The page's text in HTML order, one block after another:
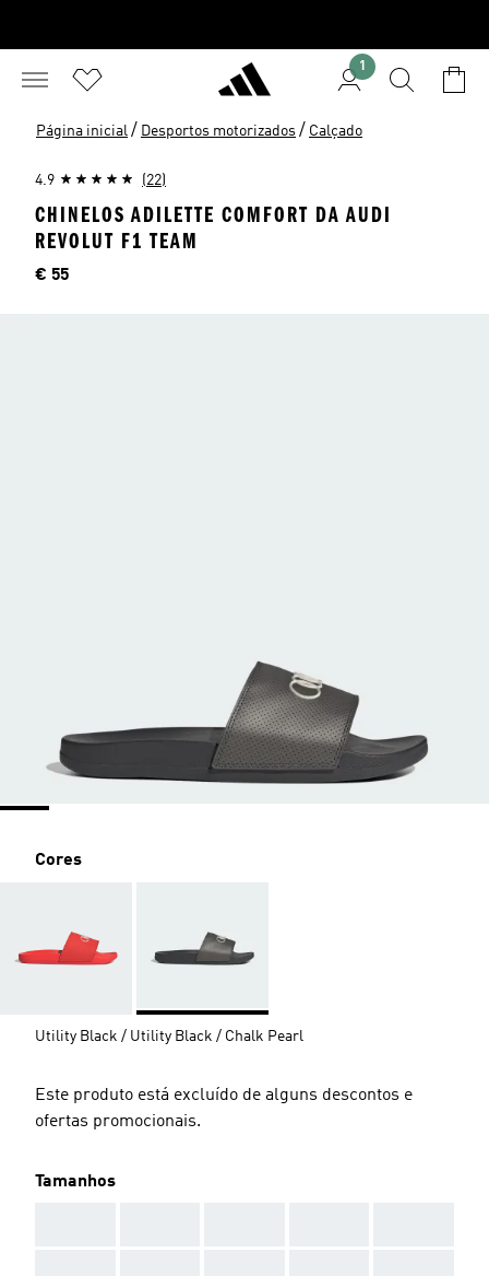
1
Página inicial / Desportos motorizados / Calçado
4.9 (22)
CHINELOS ADILETTE COMFORT DA AUDI
REVOLUT F1 TEAM
Preço
€ 55
Cores
Utility Black / Utility Black / Chalk Pearl
Este produto está excluído de alguns descontos e
ofertas promocionais.
Tamanhos